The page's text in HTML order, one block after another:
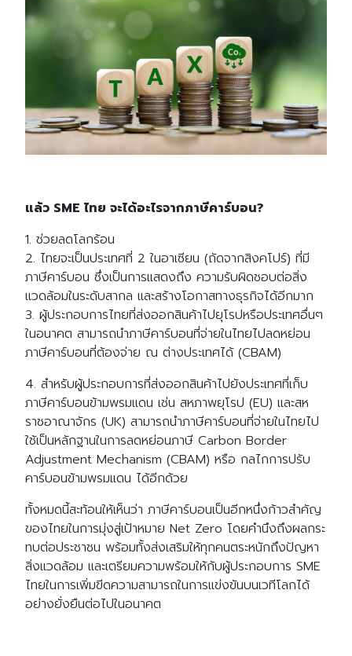
แล้ว SME ไทย จะได้อะไรจากภาษีคาร์บอน?
1. ช่วยลดโลกร้อน
2. ไทยจะเป็นประเทศที่ 2 ในอาเซียน (ถัดจากสิงคโปร์) ที่มี
ภาษีคาร์บอน ซึ่งเป็นการแสดงถึง ความรับผิดชอบต่อสิ่ง
แวดล้อมในระดับสากล และสร้างโอกาสทางธุรกิจได้อีกมาก
3. ผู้ประกอบการไทยที่ส่งออกสินค้าไปยุโรปหรือประเทศอื่นๆ
ในอนาคต สามารถนำภาษีคาร์บอนที่จ่ายในไทยไปลดหย่อน
ภาษีคาร์บอนที่ต้องจ่าย ณ ต่างประเทศได้ (CBAM)
4. สำหรับผู้ประกอบการที่ส่งออกสินค้าไปยังประเทศที่เก็บ
ภาษีคาร์บอนข้ามพรมแดน เช่น สหภาพยุโรป (EU) และสห
ราชอาณาจักร (UK) สามารถนำภาษีคาร์บอนที่จ่ายในไทยไป
ใช้เป็นหลักฐานในการลดหย่อนภาษี Carbon Border
Adjustment Mechanism (CBAM) หรือ กลไกการปรับ
คาร์บอนข้ามพรมแดน ได้อีกด้วย
ทั้งหมดนี้สะท้อนให้เห็นว่า ภาษีคาร์บอนเป็นอีกหนึ่งก้าวสำคัญ
ของไทยในการมุ่งสู่เป้าหมาย Net Zero โดยคำนึงถึงผลกระ
ทบต่อประชาชน พร้อมทั้งส่งเสริมให้ทุกคนตระหนักถึงปัญหา
สิ่งแวดล้อม และเตรียมความพร้อมให้กับผู้ประกอบการ SME
ไทยในการเพิ่มขีดความสามารถในการแข่งขันบนเวทีโลกได้
อย่างยั่งยืนต่อไปในอนาคต